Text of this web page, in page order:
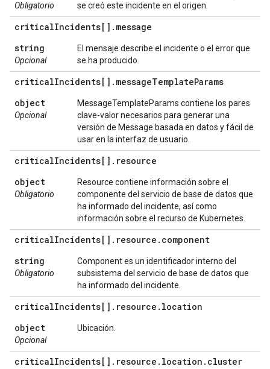
Obligatorio
se creó este incidente en el origen.
criticalIncidents[] . message
string
Opcional
El mensaje describe el incidente o el error que
se ha producido.
criticalIncidents[] . messageTemplateParams
object
Opcional
MessageTemplateParams contiene los pares
clave-valor necesarios para generar una
versión de Message basada en datos y fácil de
usar en la interfaz de usuario.
criticalIncidents[] . resource
object
Obligatorio
Resource contiene información sobre el
componente del servicio de base de datos que
ha informado del incidente, así como
información sobre el recurso de Kubernetes.
criticalIncidents[] . resource . component
string
Obligatorio
Component es un identificador interno del
subsistema del servicio de base de datos que
ha informado del incidente.
criticalIncidents[] . resource . location
object
Opcional
Ubicación.
criticalIncidents[] . resource . location . cluster